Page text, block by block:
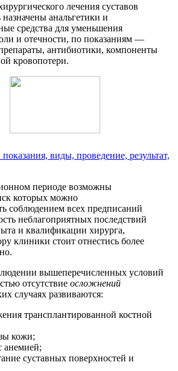
лечения суставов
анальгетики и
средства для уменьшения
и отечности, по показаниям —
антибиотики, компоненты
кровопотери.
виды, проведение, результат,
периоде возможны
которых можно
соблюдением всех предписаний
неблагоприятных последствий
и квалификации хирурга,
клиники стоит отнестись более
вышеперечисленных условий
отсутствие осложнений
случаях развиваются:
трансплантированной костной
кожи;
анемией;
суставных поверхностей и